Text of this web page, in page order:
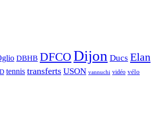
DBHB DFCODijon Ducs Elan
tennis transferts USON vannuchi vidéo vélo